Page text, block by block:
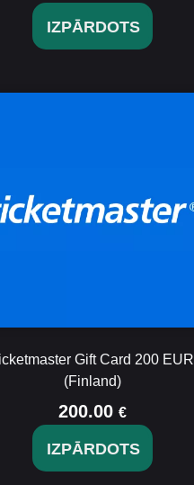
IZPĀRDOTS
Gift Card 200 EUR
(Finland)
200.00 €
IZPĀRDOTS